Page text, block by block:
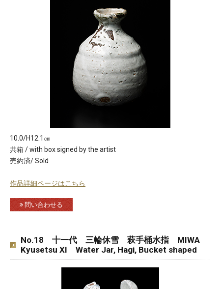
10.0/H12.1㎝
共箱 / with box signed by the artist
売約済/ Sold
作品詳細ページはこちら
問い合わせる
No.18 十一代 三輪休雪 萩手桶水指 MIWA
Kyusetsu XI Water Jar, Hagi, Bucket shaped